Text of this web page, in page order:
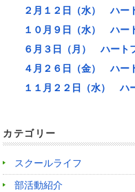
２月１２日（水） ハー
１０月９日（水） ハー
６月３日（月） ハート
４月２６日（金） ハー
１１月２２日（水） ハ
カテゴリー
スクールライフ
部活動紹介